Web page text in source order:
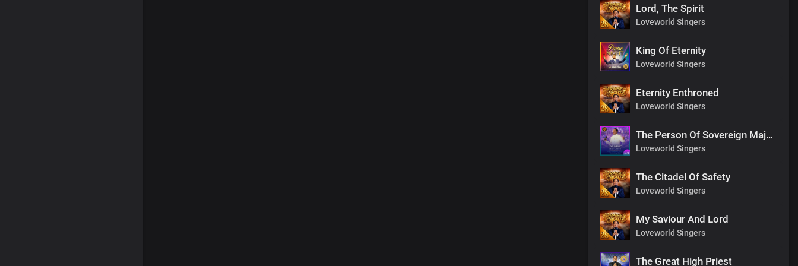
Lord, The Spirit
Loveworld Singers
King Of Eternity
Loveworld Singers
Eternity Enthroned
Loveworld Singers
The Person Of Sovereign Majesty
Loveworld Singers
The Citadel Of Safety
Loveworld Singers
My Saviour And Lord
Loveworld Singers
The Great High Priest